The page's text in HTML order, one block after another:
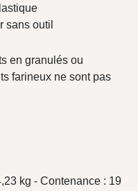
sans outil
en granulés ou
farineux ne sont pas
kg - Contenance : 19